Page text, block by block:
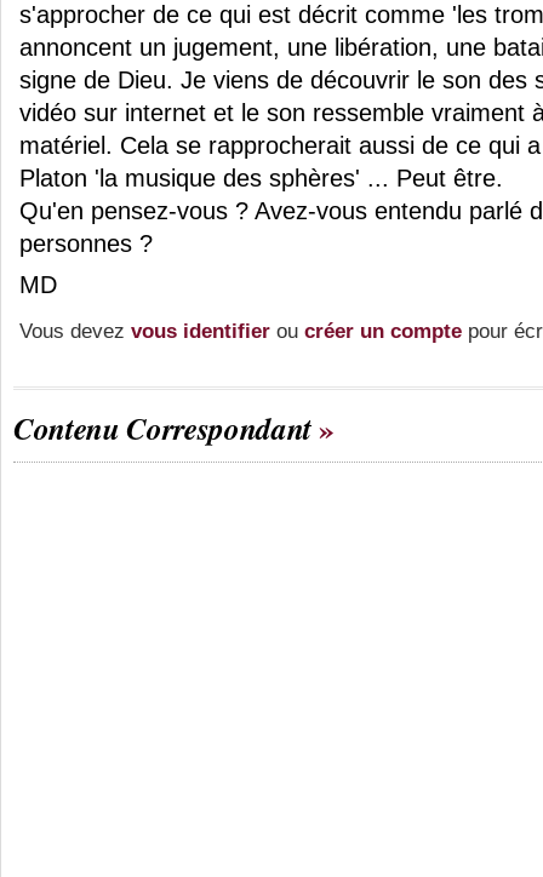
s'approcher de ce qui est décrit comme 'les
annoncent un jugement, une libération, une
signe de Dieu. Je viens de découvrir le son des
vidéo sur internet et le son ressemble vraiment
matériel. Cela se rapprocherait aussi de ce qui
Platon 'la musique des sphères' ... Peut être.
Qu'en pensez-vous ? Avez-vous entendu parlé
personnes ?
MD
Vous devez vous identifier ou créer un compte pour
Contenu Correspondant